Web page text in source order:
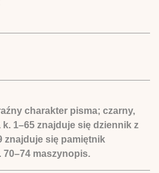
charakter pisma; czarny,
1–65 znajduje się dziennik z
znajduje się pamiętnik
70–74 maszynopis.